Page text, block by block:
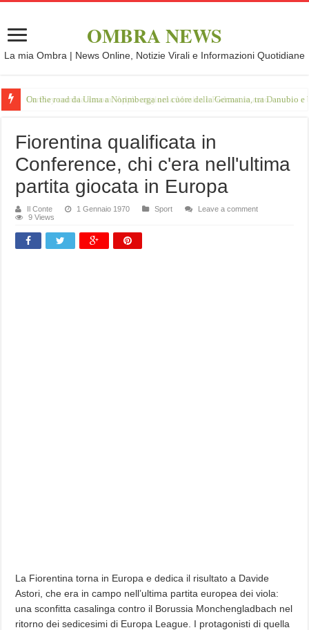
OMBRA NEWS
La mia Ombra | News Online, Notizie Virali e Informazioni Quotidiane
On the road da Ulma a Norimberga nel cuore della Germania, tra Danubio
Fiorentina qualificata in
Conference, chi c'era nell'ultima
partita giocata in Europa
Il Conte 1 Gennaio 1970 Sport
Leave a comment
9 Views
La Fiorentina torna in Europa e dedica il risultato a Davide
Astori, che era in campo nell’ultima partita europea dei viola:
una sconfitta casalinga contro il Borussia Monchengladbach nel
ritorno dei sedicesimi di Europa League. I protagonisti di quella